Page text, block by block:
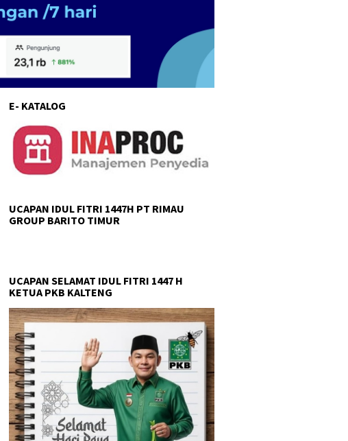
E- KATALOG
UCAPAN IDUL FITRI 1447H PT RIMAU
GROUP BARITO TIMUR
UCAPAN SELAMAT IDUL FITRI 1447 H
KETUA PKB KALTENG